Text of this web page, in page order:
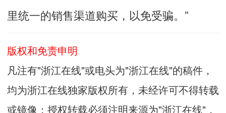
里统一的销售渠道购买，以免受骗。”
版权和免责申明
凡注有"浙江在线"或电头为"浙江在线"的稿件，
均为浙江在线独家版权所有，未经许可不得转载
或镜像；授权转载必须注明来源为"浙江在线"，